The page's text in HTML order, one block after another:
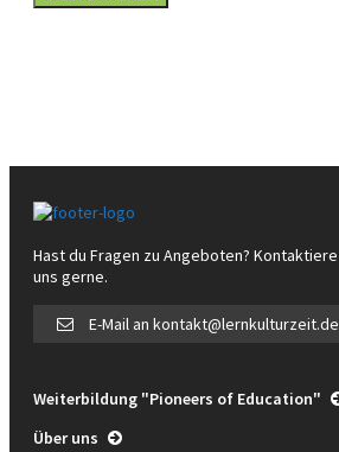
Hast du Fragen zu Angeboten? Kontaktiere
uns gerne.
E-Mail an kontakt@lernkulturzeit.de
Weiterbildung "Pioneers of Education"
Über uns